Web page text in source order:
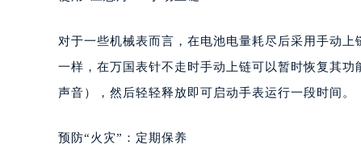
对于一些机械表而言，在电池电量耗尽后采用手动
一样，在万国表针不走时手动上链可以暂时恢复其
声音），然后轻轻释放即可启动手表运行一段时间。
预防“火灾”：定期保养